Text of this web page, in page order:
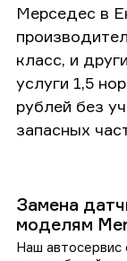
Мерседес в
класс, и
услуги 1,5
рублей без
запасных
Замена
моделям
Наш автосервис